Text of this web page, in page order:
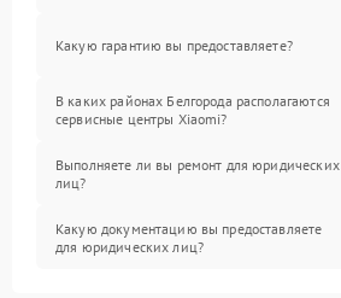
Какую гарантию вы предоставляете?
В каких районах Белгорода располагаются
сервисные центры Xiaomi?
Выполняете ли вы ремонт для юридических
лиц?
Какую документацию вы предоставляете
для юридических лиц?